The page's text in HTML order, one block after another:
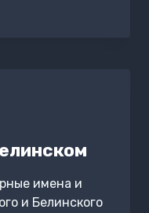
имена и
и Белинского